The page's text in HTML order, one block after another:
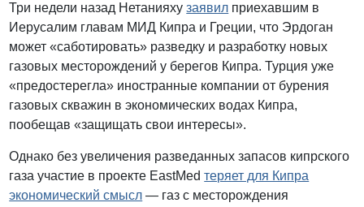
Три недели назад Нетанияхузаявил приехавшим в
Иерусалим главам МИД Кипра и Греции, что Эрдоган
может «саботировать» разведку и разработку новых
газовых месторождений у берегов Кипра. Турция уже
«предостерегла» иностранные компании от бурения
газовых скважин в экономических водах Кипра,
пообещав «защищать свои интересы».
Однако без увеличения разведанных запасов кипрского
газа участие в проекте EastMedтеряет для Кипра
экономический смысл — газ с месторождения